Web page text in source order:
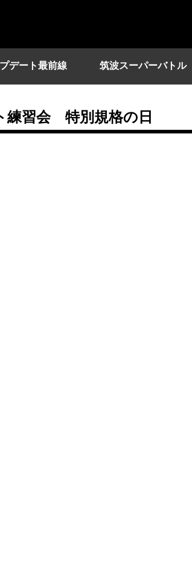
デート最前線 筑波スーパーバトル
練習会 特別規格の日